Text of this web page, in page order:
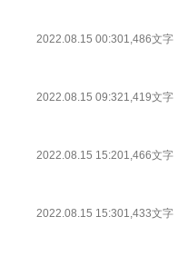
2022.08.15 00:301,486文字
2022.08.15 09:321,419文字
2022.08.15 15:201,466文字
2022.08.15 15:301,433文字